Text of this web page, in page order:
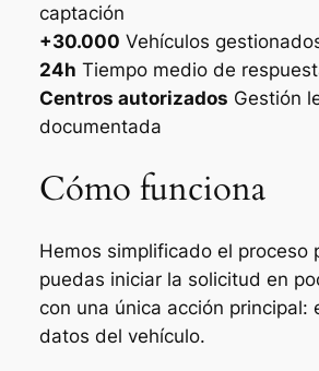
captación
+30.000 Vehículos
24h Tiempo medio de
Centros autorizados Gestión
documentada
Cómo funciona
Hemos simplificado el proceso
puedas iniciar la solicitud en
con una única acción principal:
datos del vehículo.